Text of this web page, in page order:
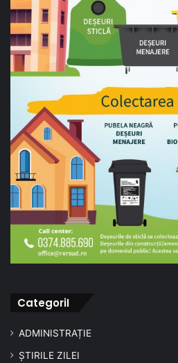
CategoriI
ADMINISTRAȚIE
ȘTIRILE ZILEI